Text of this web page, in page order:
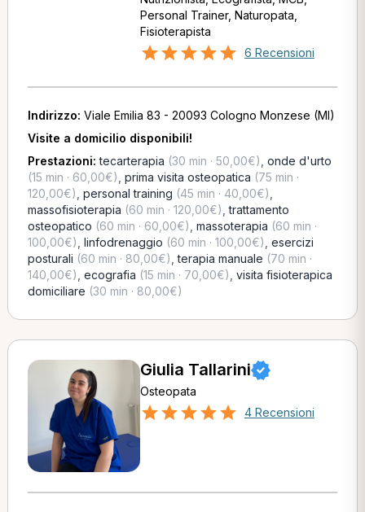
Personal Trainer, Naturopata,
Fisioterapista
6 Recensioni
Indirizzo: Viale Emilia 83 - 20093 Cologno Monzese (MI)
Visite a domicilio disponibili!
Prestazioni:tecarterapia (30 min · 50,00€) onde d'urto
(15 min · 60,00€) prima visita osteopatica (75 min ·
120,00€) personal training (45 min · 40,00€)
massofisioterapia (60 min · 120,00€) ,trattamento
osteopatico (60 min · 60,00€) massoterapia (60 min ·
100,00€) linfodrenaggio (60 min · 100,00€) esercizi
posturali (60 min · 80,00€) ,terapia manuale (70 min ·
140,00€) ecografia (15 min · 70,00€) visita fisioterapica
domiciliare (30 min · 80,00€)
Giulia Tallarini
Osteopata
4 Recensioni